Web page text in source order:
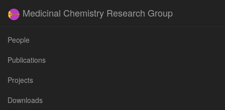
Medicinal Chemistry Research Group
People
Publications
Projects
Downloads